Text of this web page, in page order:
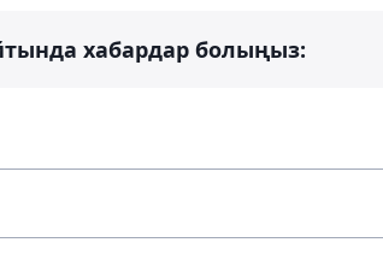
хабардар болыңыз: